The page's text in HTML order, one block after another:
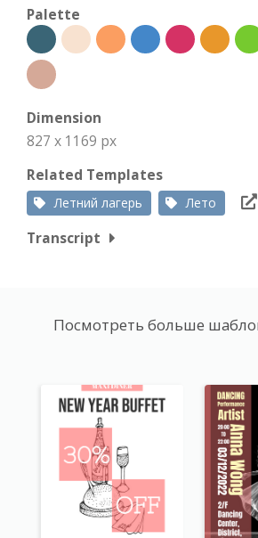
Palette
Dimension
827 x 1169 px
Related Templates
Летний лагерь Лето
Transcript
Посмотреть больше